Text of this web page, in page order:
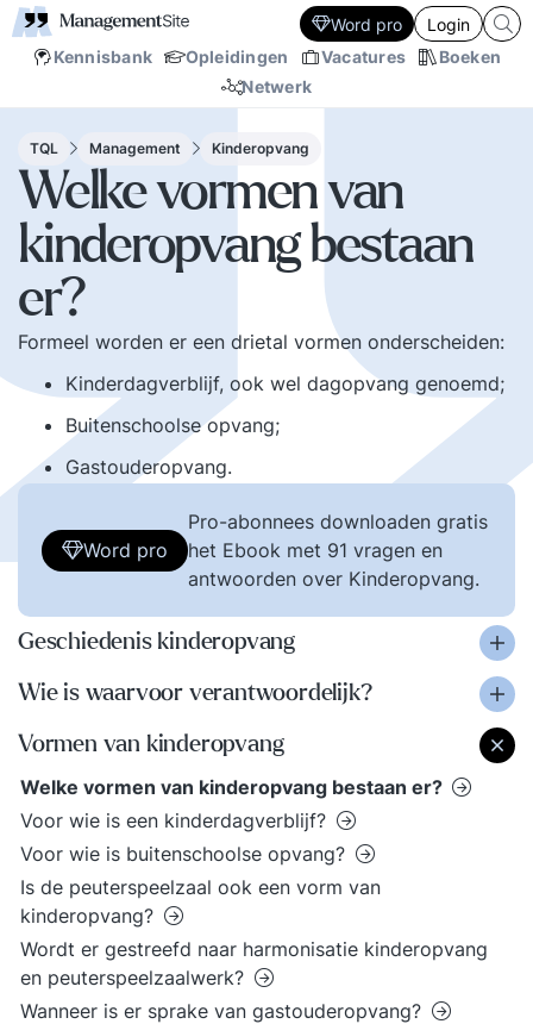
Kennisbank Opleidingen Vacatures
Boeken
Netwerk
Word pro Login
TQL Management Kinderopvang
Welke vormen van
kinderopvang bestaan
er?
Formeel worden er een drietal vormen onderscheiden:
Kinderdagverblijf, ook wel dagopvang genoemd;
Buitenschoolse opvang;
Gastouderopvang.
Word pro
Pro-abonnees downloaden gratis
het Ebook met 91 vragen en
antwoorden over Kinderopvang.
Geschiedenis kinderopvang
Wie is waarvoor verantwoordelijk?
Vormen van kinderopvang
Welke vormen van kinderopvang bestaan er?
Voor wie is een kinderdagverblijf?
Voor wie is buitenschoolse opvang?
Is de peuterspeelzaal ook een vorm van
kinderopvang?
Wordt er gestreefd naar harmonisatie kinderopvang
en peuterspeelzaalwerk?
Wanneer is er sprake van gastouderopvang?